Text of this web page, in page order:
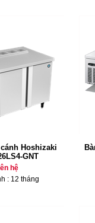
Hoshizaki
GNT
hệ
: 12 tháng